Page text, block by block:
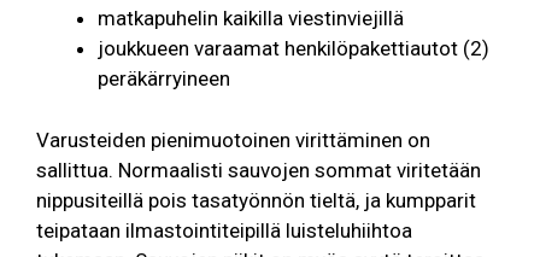
matkapuhelin kaikilla viestinviejillä
joukkueen varaamat henkilöpakettiautot (2)
peräkärryineen
Varusteiden pienimuotoinen virittäminen on
sallittua. Normaalisti sauvojen sommat viritetään
nippusiteillä pois tasatyönnön tieltä, ja kumpparit
teipataan ilmastointiteipillä luisteluhiihtoa